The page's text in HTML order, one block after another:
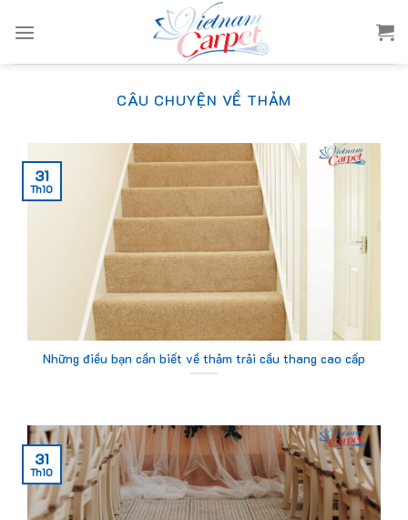
CÂU CHUYỆN VỀ THẢM
Những điều bạn cần biết về thảm trải cầu thang cao cấp
31
Th10
31
Th10